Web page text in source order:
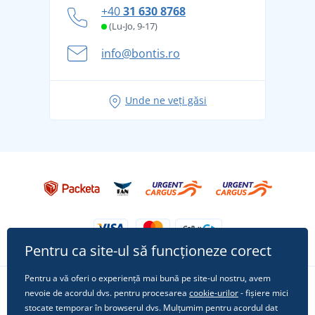
și în siguranță
Aventura de vară începe cu bagajul - pregătiți-vă
pentru vacanță fără griji
Tricoul preferat City în rol principal: ținute pentru
+4031 630 8768
(Lu-Jo, 9-17)
info@bontis.ro
Unde ne veți găsi
Urmărește-ne pe rețelele sociale
Pentru ca site-ul să funcționeze corect
Pentru a vă oferi o experiență mai bună pe site-ul nostru, avem
nevoie de acordul dvs. pentru procesarea cookie-urilor- fișiere mici
stocate temporar în browserul dvs. Mulțumim pentru acordul dat